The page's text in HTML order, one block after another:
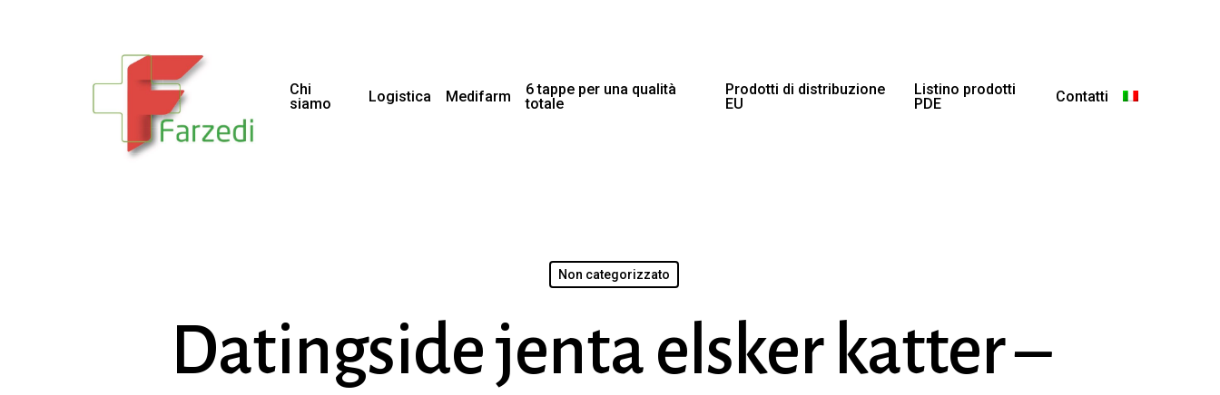
Chi
siamo
Logistica Medifarm
6 tappe per una qualità
totale
Prodotti di distribuzione
EU
Listino prodotti
PDE
Contatti
Non categorizzato
Datingside jenta elsker katter –